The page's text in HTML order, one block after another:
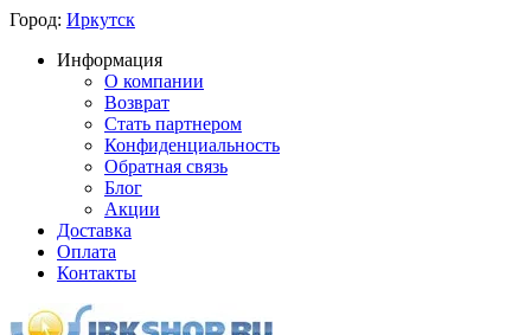
Город: Иркутск
Информация
О компании
Возврат
Стать партнером
Конфиденциальность
Обратная связь
Блог
Акции
Доставка
Оплата
Контакты